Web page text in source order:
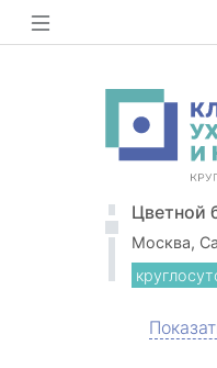
Цветной
Москва,